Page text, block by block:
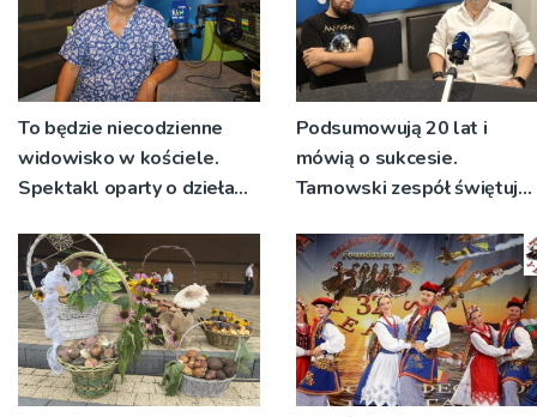
To będzie niecodzienne
widowisko w kościele.
Spektakl oparty o dzieła
Podsumowują 20 lat i
mówią o sukcesie.
Tarnowski zespół świętuje
koncert